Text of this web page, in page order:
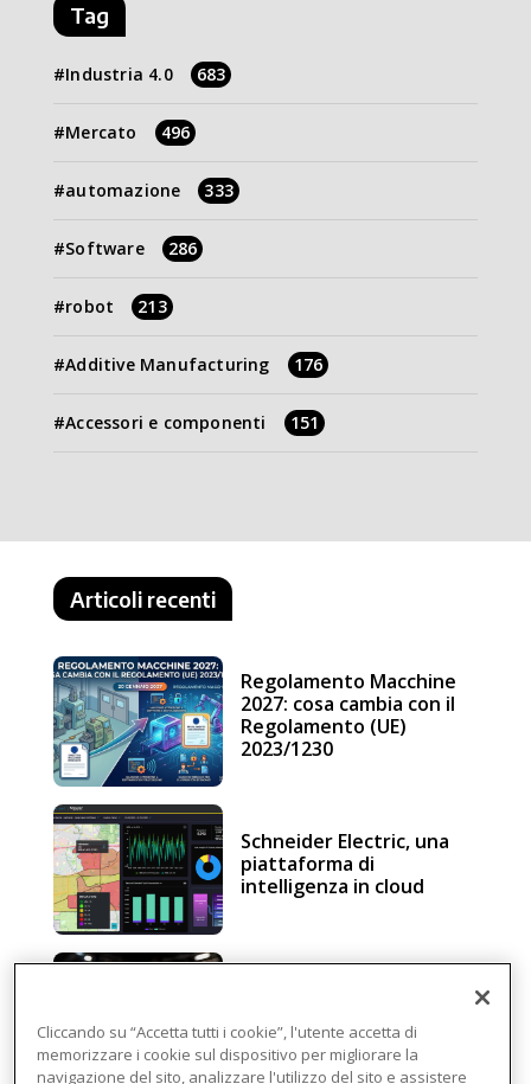
Tag
Industria 4.0 683
Mercato 496
automazione 333
Software 286
robot 213
Additive Manufacturing 176
Accessori e componenti 151
Articoli recenti
Regolamento Macchine
2027: cosa cambia con il
Regolamento (UE)
2023/1230
Schneider Electric, una
piattaforma di
intelligenza in cloud
Regolamento macchine
Cliccando su “Accetta tutti i cookie”, l'utente accetta di
memorizzare i cookie sul dispositivo per migliorare la
navigazione del sito, analizzare l'utilizzo del sito e assistere